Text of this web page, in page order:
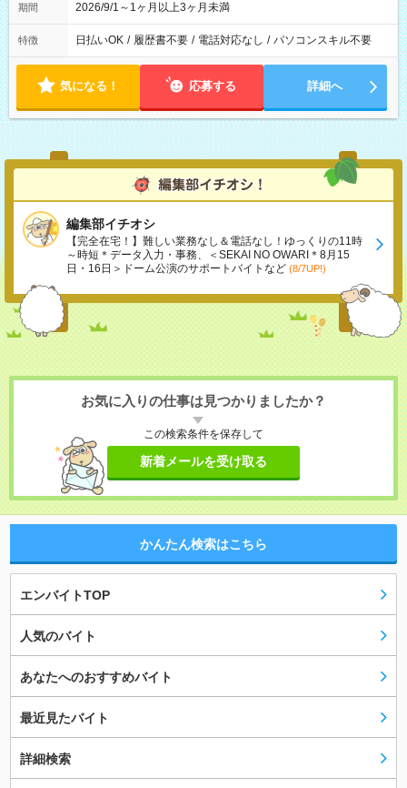
期間 2026/9/1～1ヶ月以上3ヶ月未満
特徴 日払いOK / 履歴書不要 / 電話対応なし / パソコンスキル不要
気になる！ 応募する 詳細へ
編集部イチオシ
【完全在宅！】難しい業務なし＆電話なし！ゆっくりの11時
～時短＊データ入力・事務、＜SEKAI NO OWARI＊8月15
日・16日＞ドーム公演のサポートバイトなど (8/7UP!)
お気に入りの仕事は見つかりましたか？
この検索条件を保存して
新着メールを受け取る
かんたん検索はこちら
エンバイトTOP
人気のバイト
あなたへのおすすめバイト
最近見たバイト
詳細検索